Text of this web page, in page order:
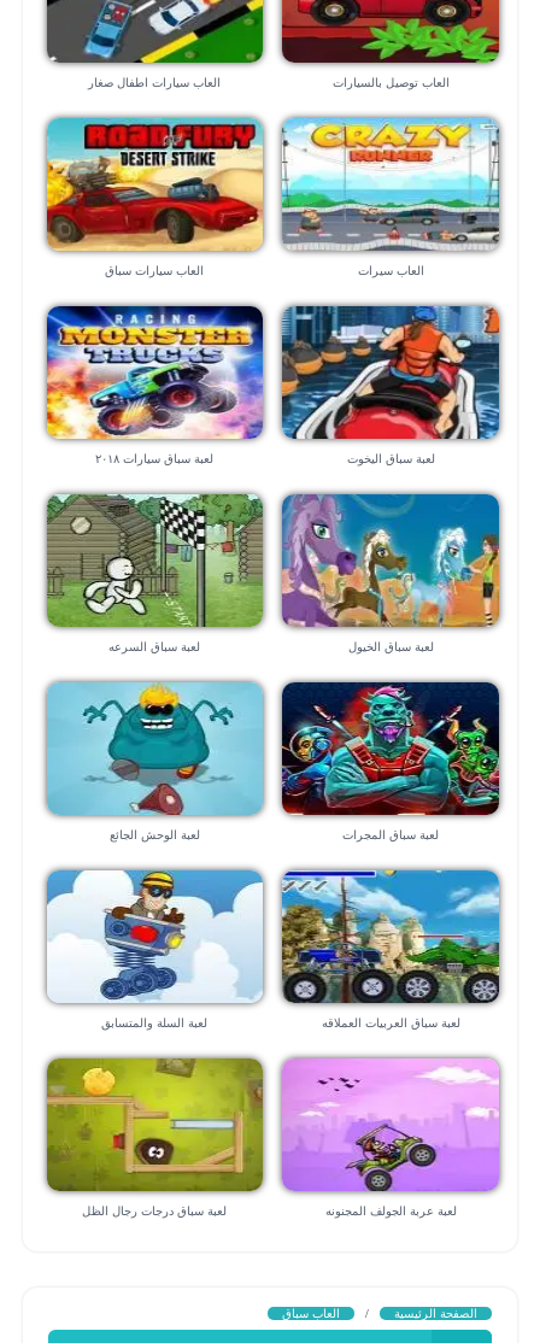
العاب توصيل بالسيارات العاب سيارات اطفال صغار
العاب سيرات العاب سيارات سباق
لعبة سباق اليخوت لعبة سباق سيارات ٢٠١٨
لعبة سباق الخيول لعبة سباق السرعه
لعبة سباق المجرات لعبة الوحش الجائع
لعبة سباق العربيات العملاقه لعبة السلة والمتسابق
لعبة عربة الجولف المجنونه لعبة سباق درجات رجال الظل
الصفحة الرئيسية / العاب سباق